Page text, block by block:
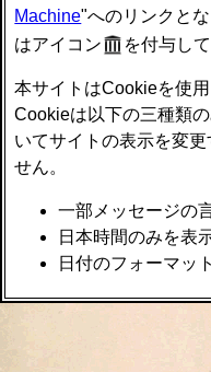
Machine"へのリンクと
はアイコン
を付与して
本サイトはCookieを使
Cookieは以下の三種類
いてサイトの表示を変
せん。
一部メッセージの
日本時間のみを表
日付のフォーマッ